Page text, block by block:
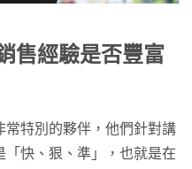
售經驗是否豐富
常特別的夥伴，他們針對講
快、狠、準」，也就是在